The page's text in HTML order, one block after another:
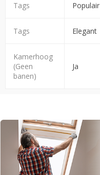
Tags Populair
Tags Elegant
Kamerhoog
(Geen
banen)
Ja